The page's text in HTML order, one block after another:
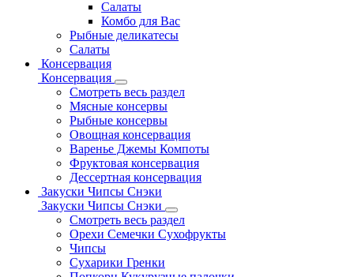
Салаты
Комбо для Вас
Рыбные деликатесы
Салаты
Консервация
Консервация
Смотреть весь раздел
Мясные консервы
Рыбные консервы
Овощная консервация
Варенье Джемы Компоты
Фруктовая консервация
Дессертная консервация
Закуски Чипсы Снэки
Закуски Чипсы Снэки
Смотреть весь раздел
Орехи Семечки Сухофрукты
Чипсы
Сухарики Гренки